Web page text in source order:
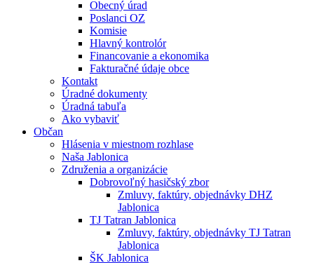
Obecný úrad
Poslanci OZ
Komisie
Hlavný kontrolór
Financovanie a ekonomika
Fakturačné údaje obce
Kontakt
Úradné dokumenty
Úradná tabuľa
Ako vybaviť
Občan
Hlásenia v miestnom rozhlase
Naša Jablonica
Združenia a organizácie
Dobrovoľný hasičský zbor
Zmluvy, faktúry, objednávky DHZ
Jablonica
TJ Tatran Jablonica
Zmluvy, faktúry, objednávky TJ Tatran
Jablonica
ŠK Jablonica